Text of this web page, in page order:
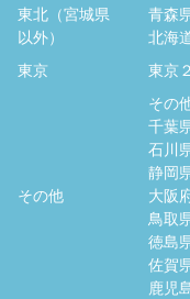
東北（宮城県
以外）
青森
北海
東京
東京
その他
その
千葉
石川
静岡
大阪
鳥取
徳島
佐賀
鹿児